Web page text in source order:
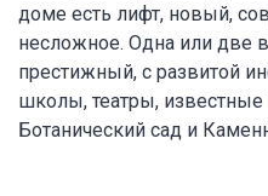
доме есть лифт, новый,
несложное. Одна или две
престижный, с развитой
школы, театры,
Ботанический сад и